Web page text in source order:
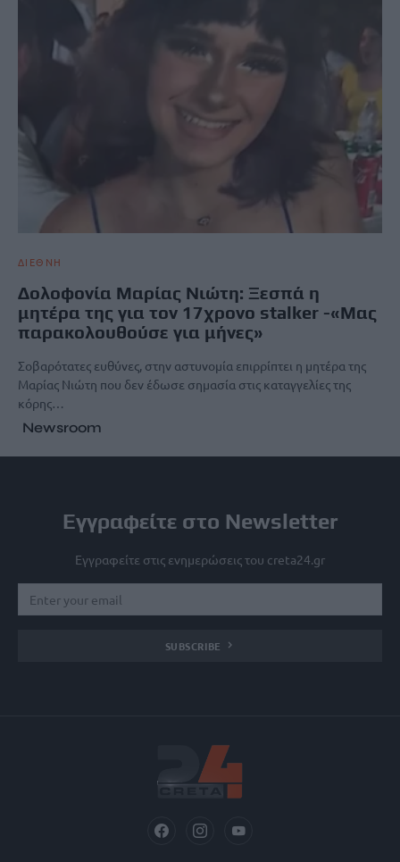
ΔΙΕΘΝΗ
Δολοφονία Μαρίας Νιώτη: Ξεσπά η
μητέρα της για τον 17χρονο stalker -«Μας
παρακολουθούσε για μήνες»
Σοβαρότατες ευθύνες, στην αστυνομία επιρρίπτει η μητέρα της
Μαρίας Νιώτη που δεν έδωσε σημασία στις καταγγελίες της
κόρης…
Newsroom
Εγγραφείτε στο Newsletter
Εγγραφείτε στις ενημερώσεις του creta24.gr
SUBSCRIBE